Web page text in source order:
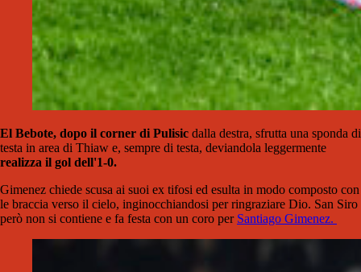
El Bebote, dopo il corner di Pulisic dalla destra, sfrutta una sponda di
testa in area di Thiaw e, sempre di testa, deviandola leggermente
realizza il gol dell'1-0.
Gimenez chiede scusa ai suoi ex tifosi ed esulta in modo composto con
le braccia verso il cielo, inginocchiandosi per ringraziare Dio. San Siro
però non si contiene e fa festa con un coro per Santiago Gimenez.